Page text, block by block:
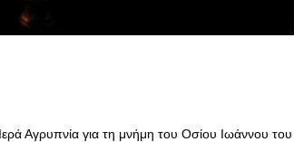
Αγρυπνία για τη μνήμη του Οσίου Ιωάννου του